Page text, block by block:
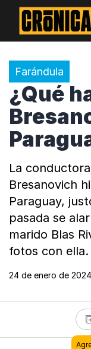
Farándula
¿Qué
La
Bresanovich
Paraguay,
pasada se
marido Blas
fotos con ella.
24 de enero de